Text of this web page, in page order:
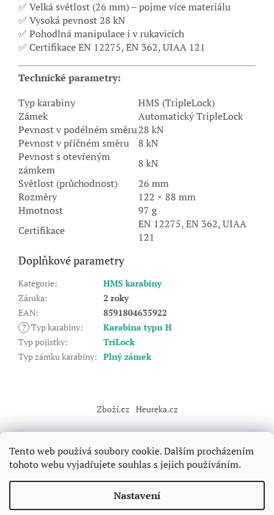
Tento web používá soubory cookie. Dalším procházením
tohoto webu vyjadřujete souhlas s jejich používáním.
Nastavení
✅ Velká světlost (26 mm) – pojme více materiálu
✅ Vysoká pevnost 28 kN
✅ Pohodlná manipulace i v rukavicích
✅ Certifikace EN 12275, EN 362, UIAA 121
Technické parametry:
Typ karabiny
HMS (TripleLock)
Zámek
Automatický TripleLock
Pevnost v podélném směru28 kN
Pevnost v příčném směru
8 kN
Pevnost s otevřeným
zámkem
8 kN
Světlost (průchodnost)
26 mm
Rozměry
122 × 88 mm
Hmotnost
97 g
Certifikace
EN 12275, EN 362, UIAA
121
Doplňkové parametry
Kategorie:
HMS karabiny
Záruka:
2 roky
EAN:
8591804635922
? Typ karabiny:
Karabina typu H
Typ pojistky:
TriLock
Typ zámku karabiny: Plný zámek
a
Zboží.cz Heureka.cz